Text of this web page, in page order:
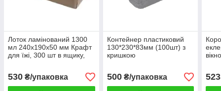
Лоток ламінований 1300
мл 240x190x50 мм Крафт
для їжі, 300 шт в ящику,
530 ₴/упаковка
Контейнер пластиковий
130*230*83мм (100шт) з
кришкою
500₴/упаковка 523